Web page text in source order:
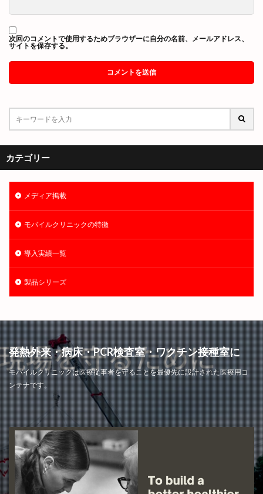
次回のコメントで使用するためブラウザーに自分の名前、メールアドレス、
サイトを保存する。
カテゴリー
メディア掲載
モバイルクリニックの特徴
導入実績一覧
製品シリーズ
発熱外来・病床・PCR検査室・ワクチン接種室に
モバイルクリニックは医療従事者を守ることを最優先に設計された医療用コ
ンテナです。